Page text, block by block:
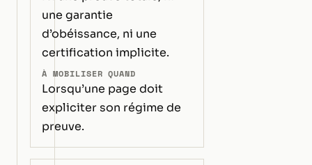
une garantie
d’obéissance, ni une
certification implicite.
À MOBILISER QUAND
Lorsqu’une page doit
expliciter son régime de
preuve.